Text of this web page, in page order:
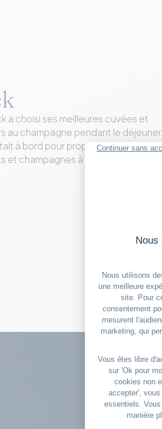
a choisi ses meilleures cuvées et
au champagne pendant le déjeuner.
à bord pour proposer à nos
et champagnes à 10 000 mètres
Pour effectuer
modification